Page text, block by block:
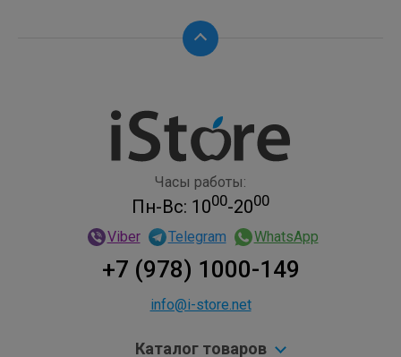
Часы работы:
Пн-Вс: 1000-2000
Viber Telegram WhatsApp
+7 (978) 1000-149
info@i-store.net
Каталог товаров